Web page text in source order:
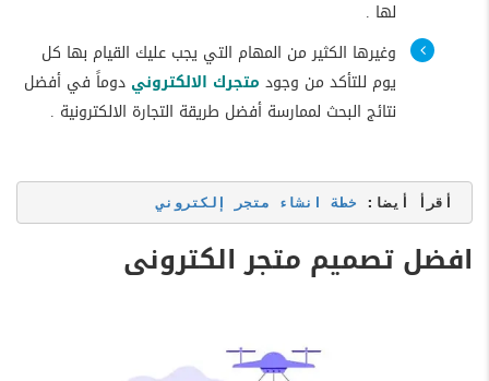
لها .
وغيرها الكثير من المهام التي يجب عليك القيام بها كل
يوم للتأكد من وجود متجرك الالكتروني دوماً في أفضل
نتائج البحث لممارسة أفضل طريقة التجارة الالكترونية .
أقرأ أيضا: خطة انشاء متجر إلكتروني
افضل تصميم متجر الكترونى